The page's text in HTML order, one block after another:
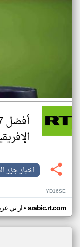
الإفريقية
اخبار جزر
YD16SE
ار تي• arabic.rt.com